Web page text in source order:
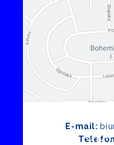
E-mail: